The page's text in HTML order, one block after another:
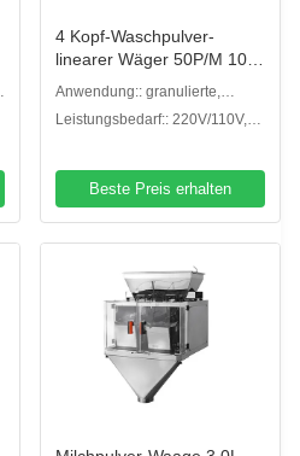
4 Kopf-Waschpulver-
linearer Wäger 50P/M 10"
Farbtouch Screen
Anwendung:: granulierte,
pulverisierte oder andere Arten
Leistungsbedarf:: 220V/110V,
Beste Preis erhalten